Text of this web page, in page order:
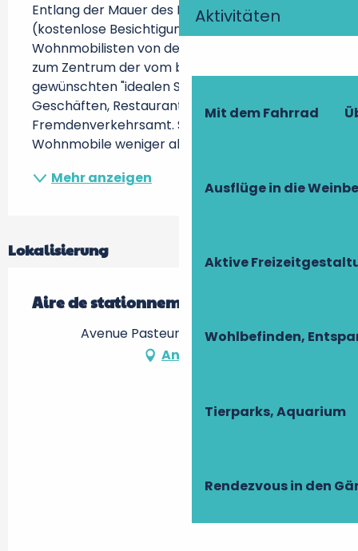
Aktivitäten
Mit dem Fahrrad
Ausflüge in die
Aktive
Wohlbefinden,
Tierparks, Aquarium
Rendezvous in den
Entlang der Mauer des Richelieu-Parks
(kostenlose Besichtigung) profitieren
Wohnmobilisten von der unmittelbaren Nähe
zum Zentrum der vom berühmten Kardinal
gewünschten "idealen Stadt" mit mehreren
Geschäften, Restaurants und dem
Fremdenverkehrsamt. Servicebereich für
Wohnmobile weniger als einen...
Mehr anzeigen
Lokalisierung
Aire de stationnement
Avenue Pasteur, 37120 Richelieu
Anfahrt